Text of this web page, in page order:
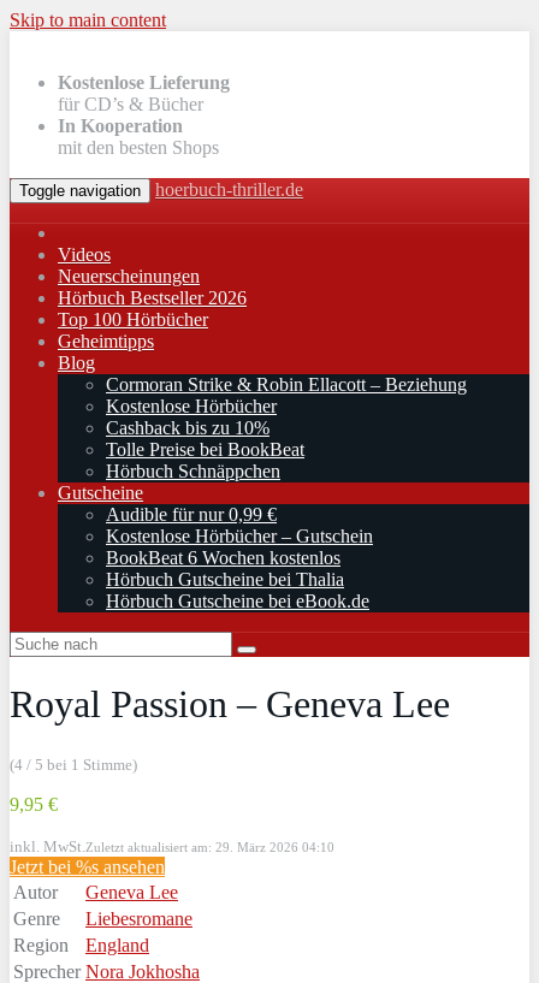
Skip to main content
Kostenlose Lieferung
für CD’s & Bücher
In Kooperation
mit den besten Shops
Toggle navigation hoerbuch-thriller.de
Videos
Neuerscheinungen
Hörbuch Bestseller 2026
Top 100 Hörbücher
Geheimtipps
Blog
Cormoran Strike & Robin Ellacott – Beziehung
Kostenlose Hörbücher
Cashback bis zu 10%
Tolle Preise bei BookBeat
Hörbuch Schnäppchen
Gutscheine
Audible für nur 0,99 €
Kostenlose Hörbücher – Gutschein
BookBeat 6 Wochen kostenlos
Hörbuch Gutscheine bei Thalia
Hörbuch Gutscheine bei eBook.de
Royal Passion – Geneva Lee
(4 / 5 bei 1 Stimme)
9,95 €
inkl. MwSt. Zuletzt aktualisiert am: 29. März 2026 04:10
Jetzt bei %s ansehen
Autor
Geneva Lee
Genre
Liebesromane
Region
England
Sprecher Nora Jokhosha